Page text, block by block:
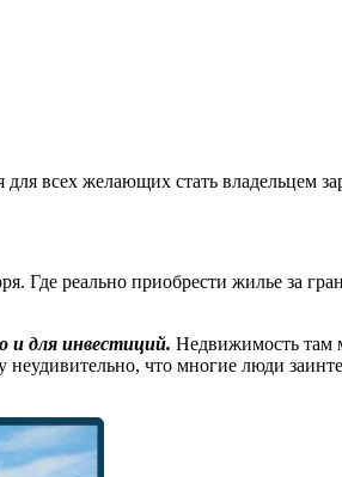
всех желающих стать владельцем
Где реально приобрести жилье за
и для инвестиций. Недвижимость там
неудивительно, что многие люди